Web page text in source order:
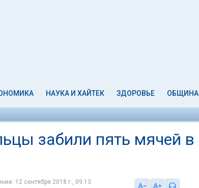
НАУКА И ХАЙТЕК ЗДОРОВЬЕ ОБЩИНА
забили пять мячей в
12 сентября 2018 г., 09:13